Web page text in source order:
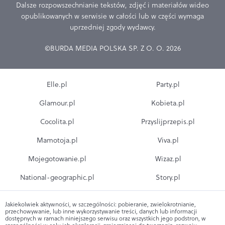
Dalsze rozpowszechnianie tekstów, zdjęć i materiałów wideo
opublikowanych w serwisie w całości lub w części wymaga
uprzedniej zgody wydawcy.
©BURDA MEDIA POLSKA SP. Z O. O. 2026
Elle.pl
Glamour.pl
Cocolita.pl
Mamotoja.pl
Mojegotowanie.pl
National-geographic.pl
Party.pl
Kobieta.pl
Przyslijprzepis.pl
Viva.pl
Wizaz.pl
Story.pl
Jakiekolwiek aktywności, w szczególności: pobieranie, zwielokrotnianie,
przechowywanie, lub inne wykorzystywanie treści, danych lub informacji
dostępnych w ramach niniejszego serwisu oraz wszystkich jego podstron, w